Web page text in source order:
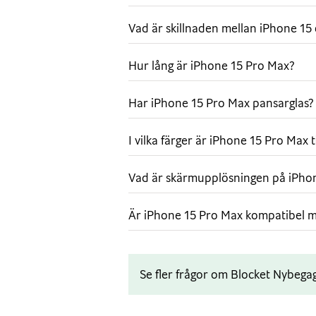
Omvälvande A17 Pro-chip
Grafik i proffsklass får mobilspel att
detaljerade miljöer och
otroligt effektivt och bidrar till att
Enorm frihet att komponera din
huvudkameran med 48 MP. Och ta
Flexibel snabbknapp
Snabbknappen är den enkla
den du vill ha, till exempel tyst
Proffsanslutning
Med den nya usb-c-kontakten kan
Vad är skillnaden mellan iPhone 15
Hur lång är iPhone 15 Pro Max?
Har iPhone 15 Pro Max pansarglas?
I vilka färger är iPhone 15 Pro Max
Vad är skärmupplösningen på
Är iPhone 15 Pro Max kompatibel
Se fler frågor om Blocket